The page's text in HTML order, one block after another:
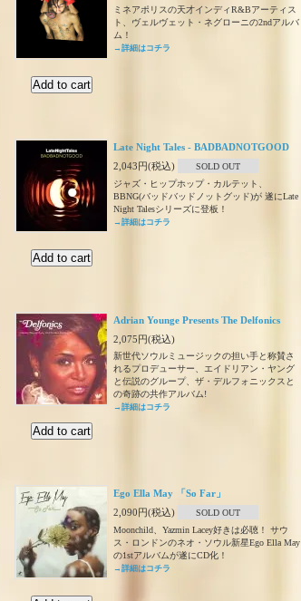
ミネアポリスの天才インディR&Bアーティス
ト、ヴェルヴェット・ネグローニの2ndアルバ
ム！
→詳細はコチラ
Late Night Tales - BADBADNOTGOOD
2,043円(税込)
SOLD OUT
ジャズ・ヒップホップ・カルテット、
BBNG(バッドバッドノットグッド)が 遂にLate
Night Talesシリーズに登板！
→詳細はコチラ
Adrian Younge Presents The Delfonics
2,075円(税込)
新世代ソウルミュージックの担い手と称賛さ
れるプロデューサー、エイドリアン・ヤング
と伝説のグループ、ザ・デルフォニックスと
の奇跡の共作アルバム!
→詳細はコチラ
Ego Ella May 「So Far」
2,090円(税込)
SOLD OUT
Moonchild、Yazmin Lacey好きは必聴！ サウ
ス・ロンドンのネオ・ソウル新星Ego Ella May
の1stアルバムが遂にCD化！
→詳細はコチラ